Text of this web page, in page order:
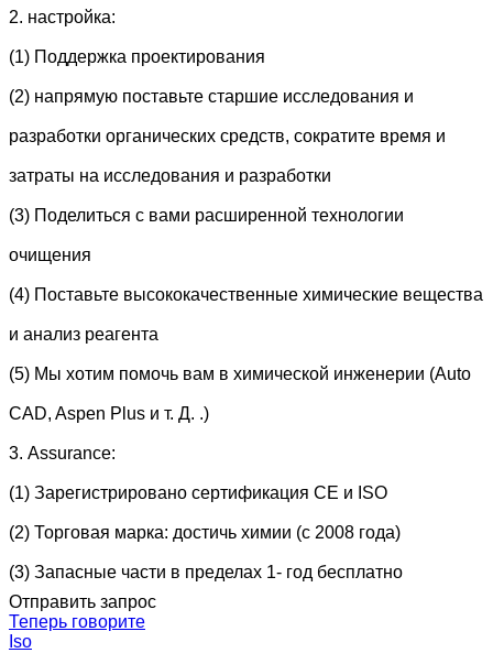
2. настройка:
(1) Поддержка проектирования
(2) напрямую поставьте старшие исследования и
разработки органических средств, сократите время и
затраты на исследования и разработки
(3) Поделиться с вами расширенной технологии
очищения
(4) Поставьте высококачественные химические вещества
и анализ реагента
(5) Мы хотим помочь вам в химической инженерии (Auto
CAD, Aspen Plus и т. Д. .)
3. Assurance:
(1) Зарегистрировано сертификация CE и ISO
(2) Торговая марка: достичь химии (с 2008 года)
(3) Запасные части в пределах 1- год бесплатно
Отправить запрос
Теперь говорите
Iso